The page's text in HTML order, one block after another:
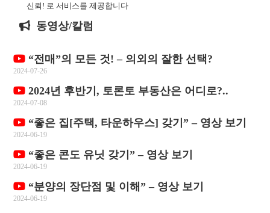
신뢰! 로 서비스를 제공합니다
동영상/칼럼
“전매”의 모든 것! – 의외의 잘한 선택?
2024-07-26
2024년 후반기, 토론토 부동산은 어디로?..
2024-07-08
“좋은 집[주택, 타운하우스] 갖기” – 영상 보기
2024-06-19
“좋은 콘도 유닛 갖기” – 영상 보기
2024-06-19
“분양의 장단점 및 이해” – 영상 보기
2024-06-19